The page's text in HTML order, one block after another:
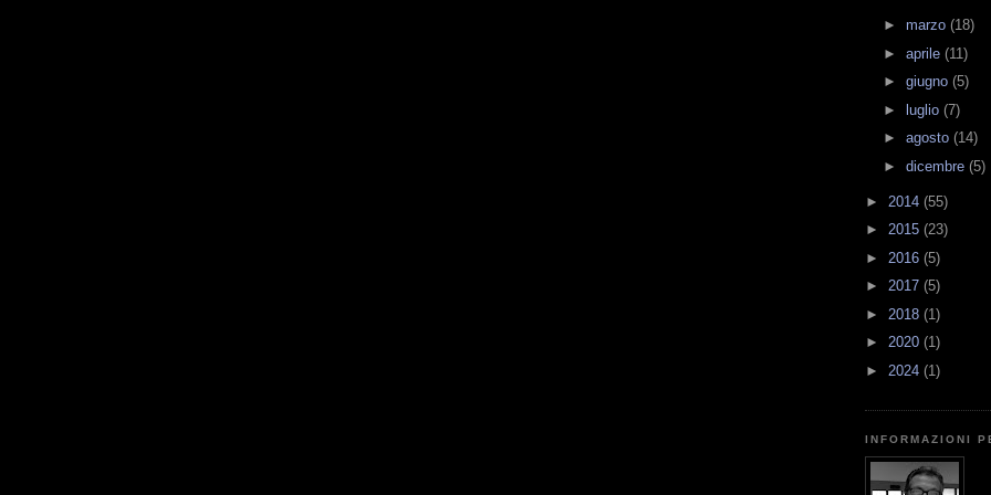
► marzo (18)
► aprile (11)
► giugno (5)
►
luglio (7)
► agosto (14)
► dicembre (5)
► 2014 (55)
► 2015 (23)
► 2016 (5)
► 2017 (5)
► 2018 (1)
► 2020 (1)
► 2024 (1)
INFORMAZIONI